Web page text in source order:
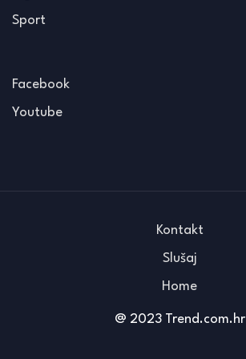
Sport
Facebook
Youtube
@ 2023 Trend.com.hr
Kontakt
Slušaj
Home